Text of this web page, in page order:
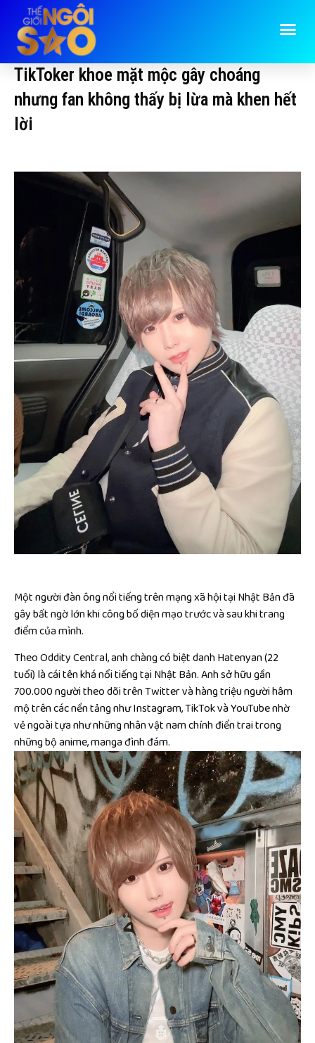
TikToker khoe mặt mộc gây choáng
nhưng fan không thấy bị lừa mà khen hết
lời
Một người đàn ông nổi tiếng trên mạng xã hội tại Nhật Bản đã
gây bất ngờ lớn khi công bố diện mạo trước và sau khi trang
điểm của mình.
Theo Oddity Central, anh chàng có biệt danh Hatenyan (22
tuổi) là cái tên khá nổi tiếng tại Nhật Bản. Anh sở hữu gần
700.000 người theo dõi trên Twitter và hàng triệu người hâm
mộ trên các nền tảng như Instagram, TikTok và YouTube nhờ
vẻ ngoài tựa như những nhân vật nam chính điển trai trong
những bộ anime, manga đình đám.